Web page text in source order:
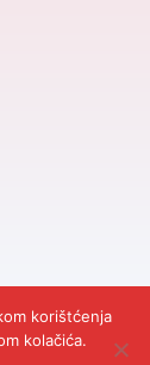
Cubes.
korištćenja
kolačića.